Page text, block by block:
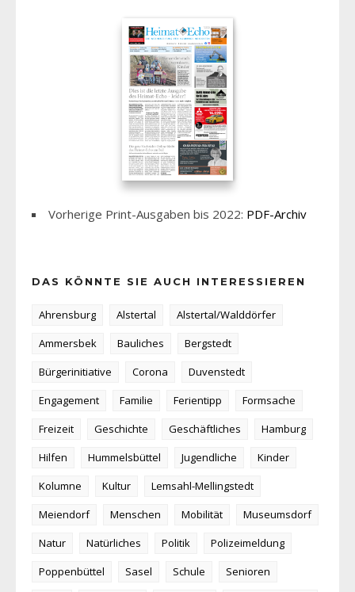
Vorherige Print-Ausgaben bis 2022: PDF-Archiv
DAS KÖNNTE SIE AUCH INTERESSIEREN
Ahrensburg Alstertal
Alstertal/Walddörfer
Ammersbek
Bauliches
Bergstedt
Bürgerinitiative
Corona
Duvenstedt
Engagement
Familie Ferientipp
Formsache
Freizeit
Geschichte Geschäftliches
Hamburg
Hilfen
Hummelsbüttel Jugendliche
Kinder
Kolumne
Kultur
Lemsahl-Mellingstedt
Meiendorf
Menschen Mobilität
Museumsdorf
Natur
Natürliches Politik
Polizeimeldung
Poppenbüttel
Sasel Schule
Senioren